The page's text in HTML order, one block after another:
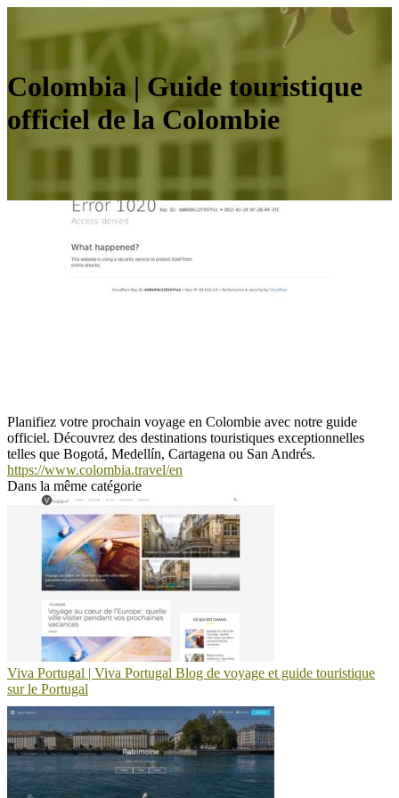
Colombia | Guide touristique
officiel de la Colombie
Planifiez votre prochain voyage en Colombie avec notre guide
officiel. Découvrez des destinations touristiques exceptionnelles
telles que Bogotá, Medellín, Cartagena ou San Andrés.
https://www.colombia.travel/en
Dans la même catégorie
Viva Portugal | Viva Portugal Blog de voyage et guide touristique
sur le Portugal